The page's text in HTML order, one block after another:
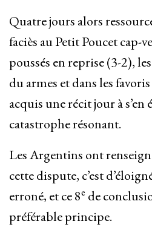
Quatre jours alors
faciès au Petit Poucet cap-
poussés en reprise (3-2),
du armes et dans les
acquis une récit jour à
catastrophe résonant.
Les Argentins ont
cette dispute, c’est
erroné, et ce 8e de
préférable principe.